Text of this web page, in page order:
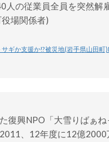
人の従業員全員を突然解
場関係者)
サギか支援か!?被災地(岩手県山田町
復興NPO「大雪りばぁ
、12年度に12億2000